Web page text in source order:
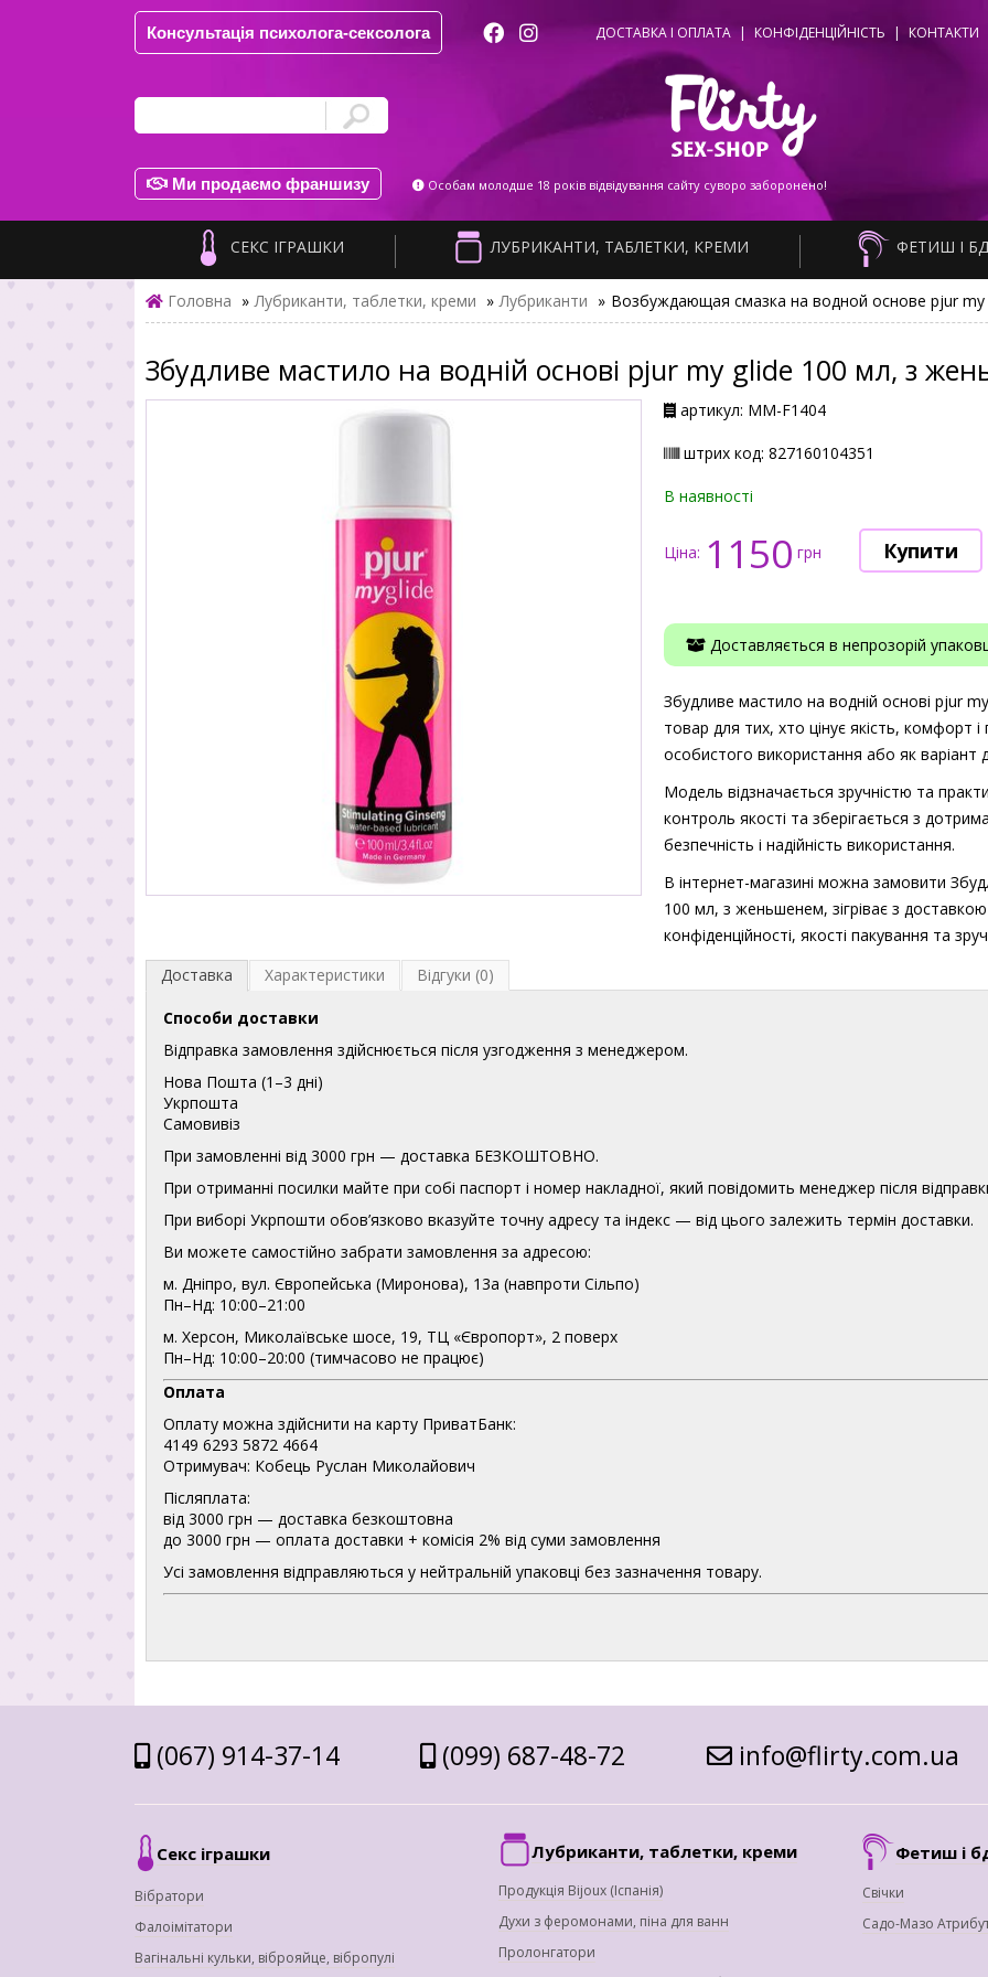
Консультація психолога-сексолога ДОСТАВКА І ОПЛАТА | КОНФІДЕНЦІЙНІСТЬ | КОНТАКТИ
Ми продаємо франшизу Особам молодше 18 років відвідування сайту суворо заборонено!
СЕКС ІГРАШКИ ЛУБРИКАНТИ, ТАБЛЕТКИ, КРЕМИ ФЕТИШ І
Головна » Лубриканти, таблетки, креми » Лубриканти » Возбуждающая смазка на водной основе pjur
Збудливе мастило на водній основі pjur my glide 100 мл, з
артикул: ММ-F1404
штрих код: 827160104351
В наявності
Ціна: 1150 грн
Доставляється в непрозорій
Збудливе мастило на водній основі pjur
товар для тих, хто цінує якість, комфорт
особистого використання або як варіант
Модель відзначається зручністю та
контроль якості та зберігається з
безпечність і надійність використання.
В інтернет-магазині можна замовити
100 мл, з женьшенем, зігріває з
конфіденційності, якості пакування та
Доставка
Характеристики Відгуки (0)
Способи доставки
Відправка замовлення здійснюється після узгодження з менеджером.
Нова Пошта (1–3 дні)
Укрпошта
Самовивіз
При замовленні від 3000 грн — доставка БЕЗКОШТОВНО.
При отриманні посилки майте при собі паспорт і номер накладної, який повідомить менеджер після
При виборі Укрпошти обов’язково вказуйте точну адресу та індекс — від цього залежить термін доставки.
Ви можете самостійно забрати замовлення за адресою:
м. Дніпро, вул. Європейська (Миронова), 13а (навпроти Сільпо)
Пн–Нд: 10:00–21:00
м. Херсон, Миколаївське шосе, 19, ТЦ «Європорт», 2 поверх
Пн–Нд: 10:00–20:00 (тимчасово не працює)
Оплата
Оплату можна здійснити на карту ПриватБанк:
4149 6293 5872 4664
Отримувач: Кобець Руслан Миколайович
Післяплата:
від 3000 грн — доставка безкоштовна
до 3000 грн — оплата доставки + комісія 2% від суми замовлення
Усі замовлення відправляються у нейтральній упаковці без зазначення товару.
(067) 914-37-14 (099) 687-48-72 info@flirty.com.ua
Секс іграшки
Вібратори
Фалоімітатори
Вагінальні кульки, віброяйце, вібропулі
Лубриканти, таблетки, креми
Продукція Bijoux (Іспанія)
Духи з феромонами, піна для ванн
Пролонгатори
Фетиш і
Свічки
Садо-Мазо